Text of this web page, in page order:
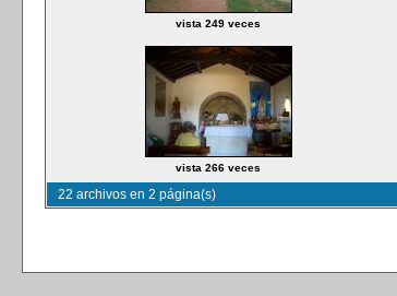
vista 249 veces
vista 266 veces
22 archivos en 2 página(s)